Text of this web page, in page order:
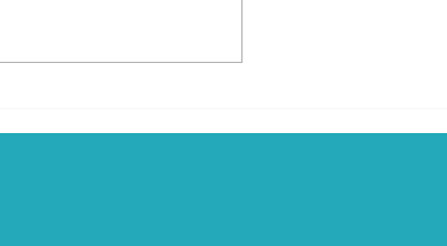
Semaine des langues